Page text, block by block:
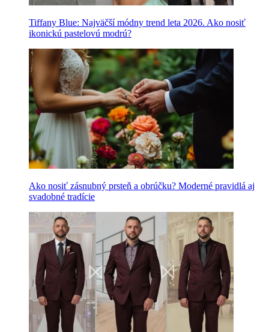
Tiffany Blue: Najväčší módny trend leta 2026. Ako nosiť
ikonickú pastelovú modrú?
Ako nosiť zásnubný prsteň a obrúčku? Moderné pravidlá aj
svadobné tradície